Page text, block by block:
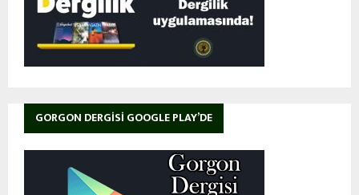
GORGON DERGISI GOOGLE PLAY’DE